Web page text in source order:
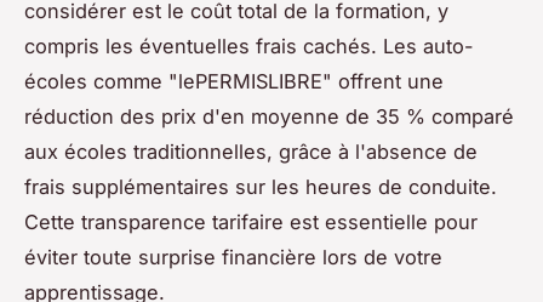
considérer est le coût total de la formation, y
compris les éventuelles frais cachés. Les auto-
écoles comme "lePERMISLIBRE" offrent une
réduction des prix d'en moyenne de 35 % comparé
aux écoles traditionnelles, grâce à l'absence de
frais supplémentaires sur les heures de conduite.
Cette transparence tarifaire est essentielle pour
éviter toute surprise financière lors de votre
apprentissage.